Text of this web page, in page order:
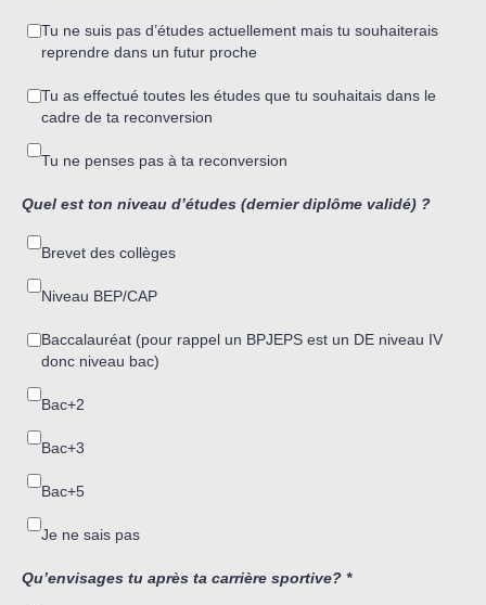
Tu ne suis pas d’études actuellement mais tu souhaiterais
reprendre dans un futur proche
Tu as effectué toutes les études que tu souhaitais dans le
cadre de ta reconversion
Tu ne penses pas à ta reconversion
Quel est ton niveau d’études (dernier diplôme validé) ?
Brevet des collèges
Niveau BEP/CAP
Baccalauréat (pour rappel un BPJEPS est un DE niveau IV
donc niveau bac)
Bac+2
Bac+3
Bac+5
Je ne sais pas
Qu’envisages tu après ta carrière sportive? *